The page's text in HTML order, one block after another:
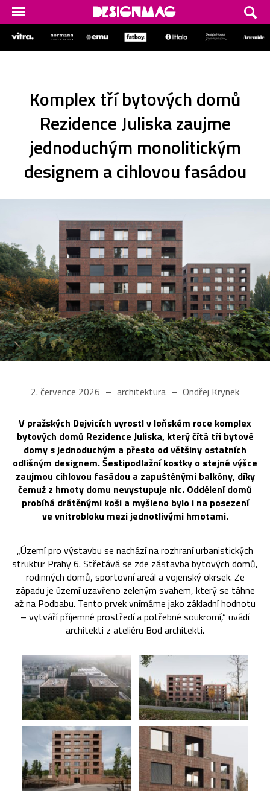
Komplex tří bytových domů
Rezidence Juliska zaujme
jednoduchým monolitickým
designem a cihlovou fasádou
2. července 2026 architektura Ondřej Krynek
V pražských Dejvicích vyrostl v loňském roce komplex
bytových domů Rezidence Juliska, který čítá tři bytové
domy s jednoduchým a přesto od většiny ostatních
odlišným designem. Šestipodlažní kostky o stejné výšce
zaujmou cihlovou fasádou a zapuštěnými balkóny, díky
čemuž z hmoty domu nevystupuje nic. Oddělení domů
probíhá drátěnými koši a myšleno bylo i na posezení
ve vnitrobloku mezi jednotlivými hmotami.
„Území pro výstavbu se nachází na rozhraní urbanistických
struktur Prahy 6. Střetává se zde zástavba bytových domů,
rodinných domů, sportovní areál a vojenský okrsek. Ze
západu je území uzavřeno zeleným svahem, který se táhne
až na Podbabu. Tento prvek vnímáme jako základní hodnotu
– vytváří příjemné prostředí a potřebné soukromí,“ uvádí
architekti z ateliéru Bod architekti.